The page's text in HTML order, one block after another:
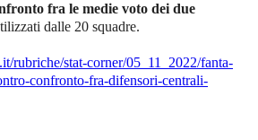
fra le medie voto dei due
dalle 20 squadre.
rubriche/stat-corner/05_11_2022/fanta-
confronto-fra-difensori-centrali-